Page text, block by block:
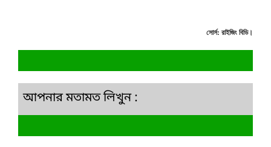
সোর্স: রাইজিং বিডি।
আপনার মতামত লিখুন :